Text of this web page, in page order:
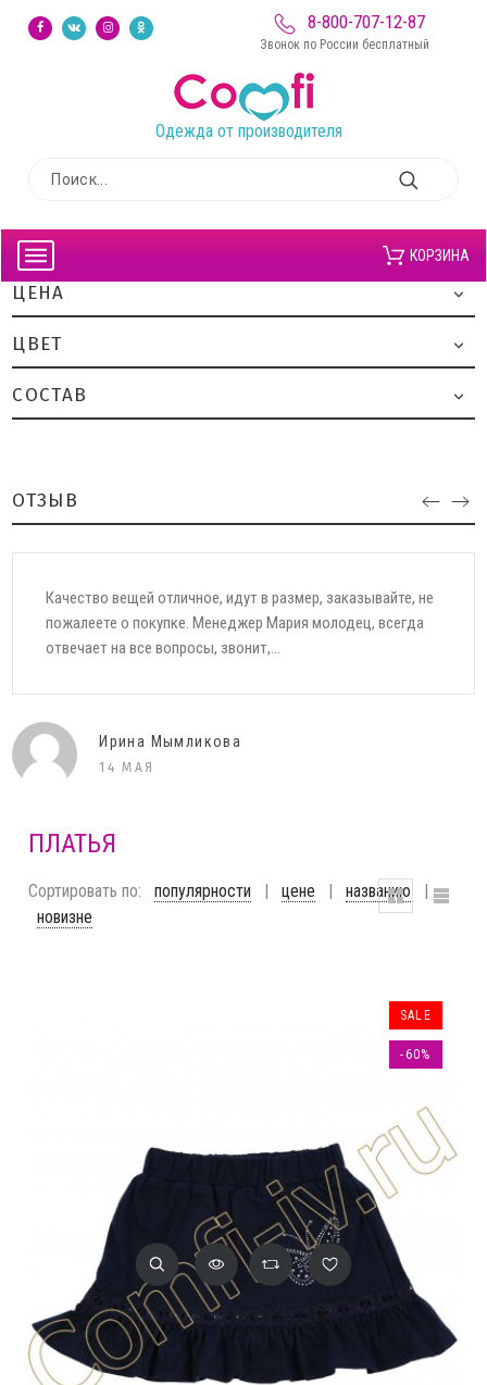
8-800-707-12-87
Звонок по России бесплатный
Одежда от производителя
КОРЗИНА
ЦЕНА
ЦВЕТ
CОСТАВ
ОТЗЫВ
Качество вещей отличное, идут в размер, заказывайте, не
пожалеете о покупке. Менеджер Мария молодец, всегда
отвечает на все вопросы, звонит,...
Ирина Мымликова
14 МАЯ
ПЛАТЬЯ
Сортировать по: популярности | цене | названию
|
новизне
SALE
-60%